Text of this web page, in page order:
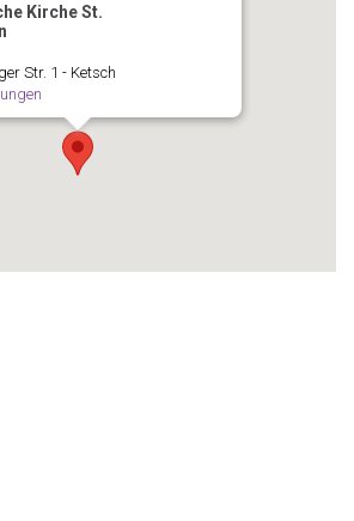
Kirche St.
Str. 1 - Ketsch